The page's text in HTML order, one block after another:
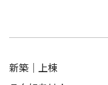
新築｜上棟